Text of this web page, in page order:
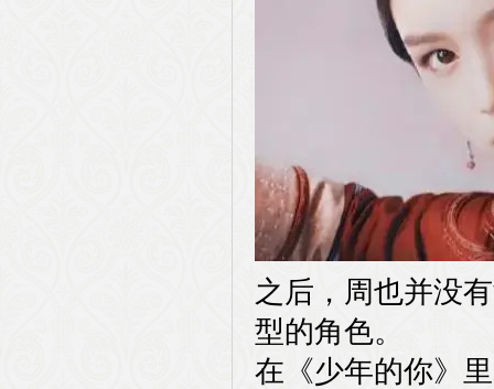
之后，周也并没
型的角色。
在《少年的你》